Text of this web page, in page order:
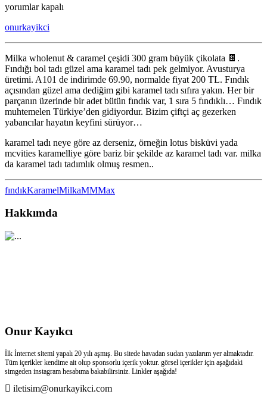
Milka
Bütün
Karamel
için
yorumlar kapalı
onurkayikci
Milka wholenut & caramel çeşidi 300 gram büyük çikolata 🍫.
Fındığı bol tadı güzel ama karamel tadı pek gelmiyor. Avusturya
üretimi. A101 de indirimde 69.90, normalde fiyat 200 TL. Fındık
açısından güzel ama dediğim gibi karamel tadı sıfıra yakın. Her bir
parçanın üzerinde bir adet bütün fındık var, 1 sıra 5 fındıklı… Fındık
muhtemelen Türkiye’den gidiyordur. Bizim çiftçi aç gezerken
yabancılar hayatın keyfini sürüyor…
karamel tadı neye göre az derseniz, örneğin lotus bisküvi yada
mcvities karamelliye göre bariz bir şekilde az karamel tadı var. milka
da karamel tadı tadımlık olmuş resmen..
fındıkKaramelMilkaMMMax
Hakkımda
Onur Kayıkcı
İlk İnternet sitemi yapalı 20 yılı aşmış. Bu sitede havadan sudan yazılarım yer almaktadır.
Tüm içerikler kendime ait olup sponsorlu içerik yoktur. görsel içerikler için aşağıdaki
simgeden instagram hesabıma bakabilirsiniz. Linkler aşağıda!
iletisim@onurkayikci.com